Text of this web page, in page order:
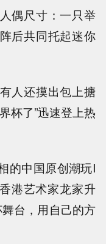
偶尺寸：一只举
后共同托起迷你
人还摸出包上搪
杯了”迅速登上热
的中国原创潮玩I
港艺术家龙家升
台，用自己的方